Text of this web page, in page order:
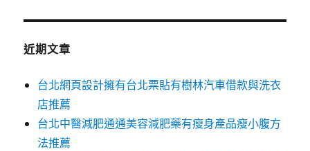
鍵
近期文章
台北網頁設計擁有台北票貼有樹林汽車借款與洗衣
店推薦
台北中醫減肥通通美容減肥藥有瘦身產品瘦小腹方
法推薦